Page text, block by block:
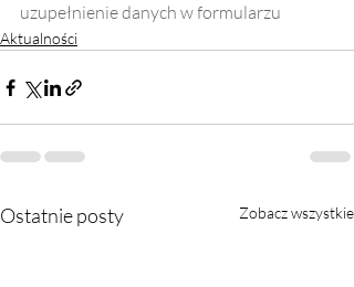
uzupełnienie danych w formularzu
Aktualności
Ostatnie posty Zobacz wszystkie